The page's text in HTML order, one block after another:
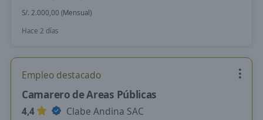
S/. 2.000,00 (Mensual)
Hace 2 días
Empleo destacado
Camarero de Areas Públicas
4,4
Clabe Andina SAC